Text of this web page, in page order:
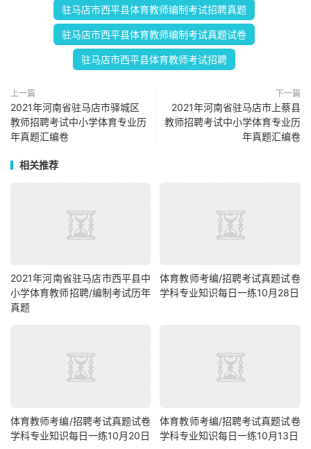
驻马店市西平县体育教师编制考试招聘真题
驻马店市西平县体育教师编制考试真题试卷
驻马店市西平县体育教师考试招聘
上一篇
2021年河南省驻马店市驿城区
教师招聘考试中小学体育专业历
年真题汇编卷
下一篇
2021年河南省驻马店市上蔡县
教师招聘考试中小学体育专业历
年真题汇编卷
相关推荐
2021年河南省驻马店市西平县中
小学体育教师招聘/编制考试历年
真题
体育教师考编/招聘考试真题试卷
学科专业知识每日一练10月28日
体育教师考编/招聘考试真题试卷
学科专业知识每日一练10月20日
体育教师考编/招聘考试真题试卷
学科专业知识每日一练10月13日